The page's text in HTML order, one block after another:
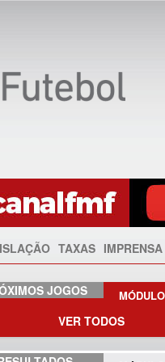
TAXAS IMPRENSA
JOGOS
VER TODOS